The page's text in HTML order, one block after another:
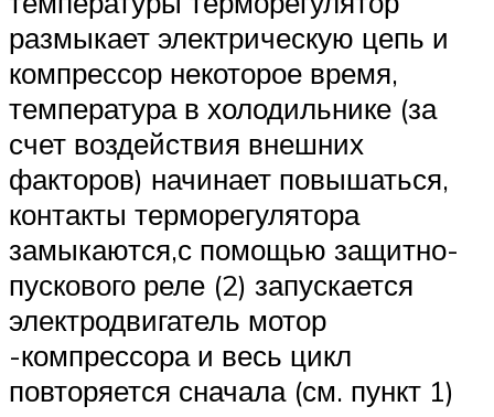
размыкает электрическую цепь и
компрессор некоторое время,
температура в холодильнике (за
счет воздействия внешних
факторов) начинает повышаться,
контакты терморегулятора
замыкаются,с помощью защитно-
пускового реле (2) запускается
электродвигатель мотор
-компрессора и весь цикл
повторяется сначала (см. пункт 1)